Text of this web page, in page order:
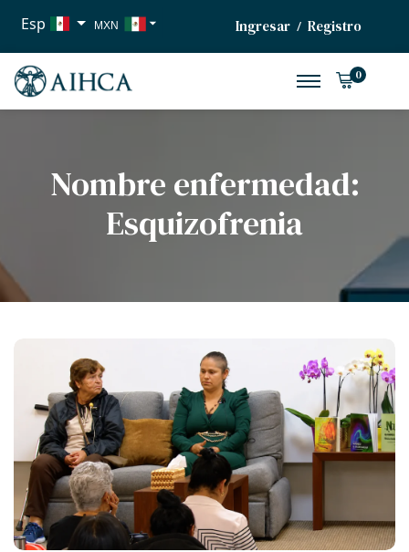
Esp MXN
EUR
Ingresar / Registro
0
Nombre enfermedad:
Esquizofrenia